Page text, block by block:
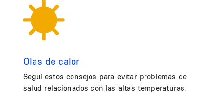
Olas de calor
Seguí estos consejos para evitar problemas de
salud relacionados con las altas temperaturas.